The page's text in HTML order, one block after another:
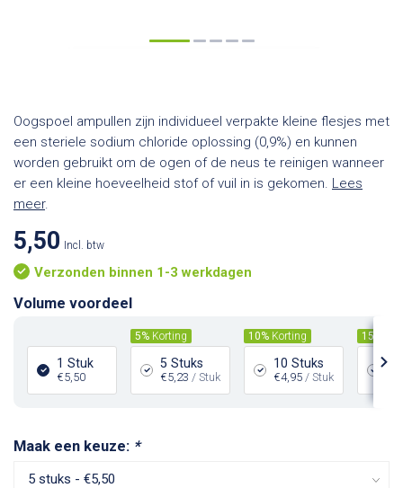
Oogspoel ampullen zijn individueel verpakte kleine flesjes met
een steriele sodium chloride oplossing (0,9%) en kunnen
worden gebruikt om de ogen of de neus te reinigen wanneer
er een kleine hoeveelheid stof of vuil in is gekomen. Lees
meer.
5,50 Incl. btw
Verzonden binnen 1-3 werkdagen
Volume voordeel
1 Stuk
€5,50
5% Korting
5 Stuks
€5,23 / Stuk
10% Korting
10 Stuks
€4,95 / Stuk
15%
Maak een keuze: *